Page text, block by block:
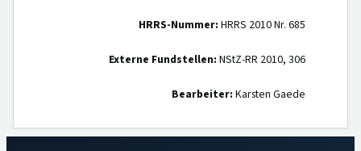
HRRS-Nummer: HRRS 2010 Nr. 685
Externe Fundstellen: NStZ-RR 2010, 306
Bearbeiter: Karsten Gaede